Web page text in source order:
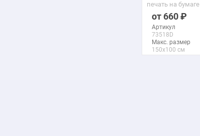
печать на бумаге
660
Артикул
73518D
Макс. размер
150x100 см